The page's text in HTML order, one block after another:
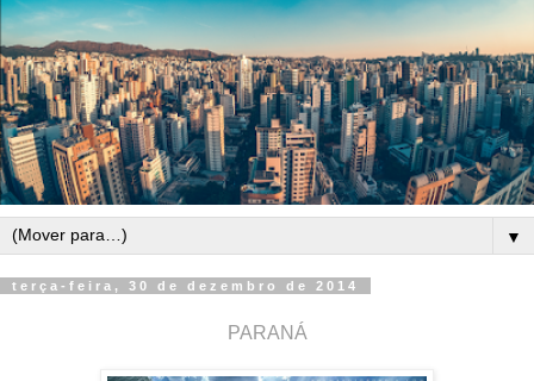
▼
terça-feira, 30 de dezembro de 2014
PARANÁ